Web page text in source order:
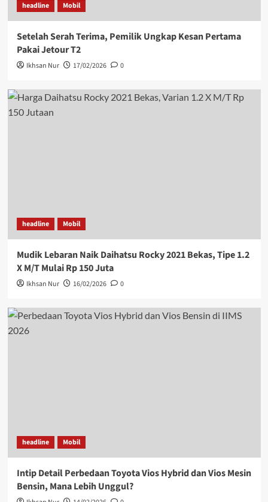
headline Mobil
Setelah Serah Terima, Pemilik Ungkap Kesan Pertama
Pakai Jetour T2
Ikhsan Nur 17/02/2026 0
headline Mobil
Mudik Lebaran Naik Daihatsu Rocky 2021 Bekas, Tipe 1.2
X M/T Mulai Rp 150 Juta
Ikhsan Nur 16/02/2026 0
headline Mobil
Intip Detail Perbedaan Toyota Vios Hybrid dan Vios Mesin
Bensin, Mana Lebih Unggul?